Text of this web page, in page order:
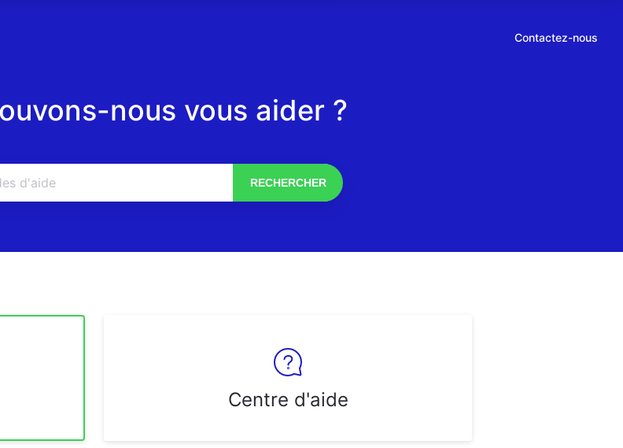
Contactez-nous
nous vous aider ?
RECHERCHER
Centre d'aide